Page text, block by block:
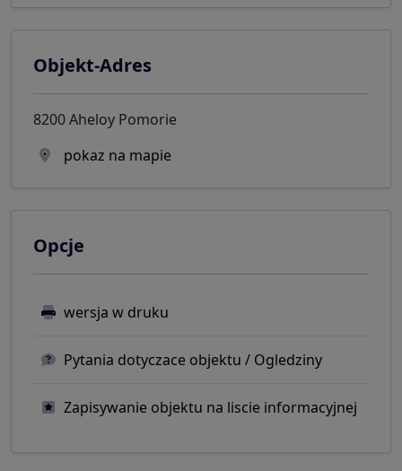
Objekt-Adres
8200 Aheloy Pomorie
pokaz na mapie
Opcje
wersja w druku
Pytania dotyczace objektu / Ogledziny
Zapisywanie objektu na liscie informacyjnej